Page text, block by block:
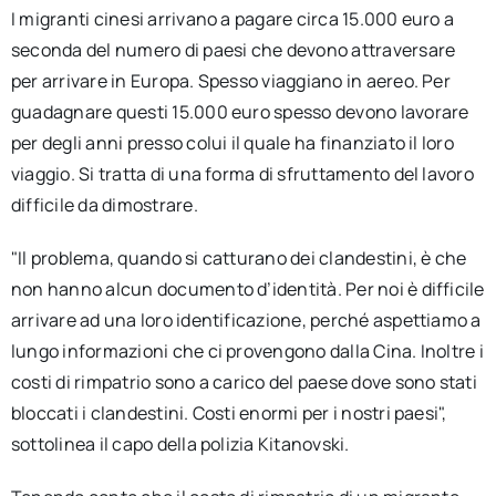
I migranti cinesi arrivano a pagare circa 15.000 euro a
seconda del numero di paesi che devono attraversare
per arrivare in Europa. Spesso viaggiano in aereo. Per
guadagnare questi 15.000 euro spesso devono lavorare
per degli anni presso colui il quale ha finanziato il loro
viaggio. Si tratta di una forma di sfruttamento del lavoro
difficile da dimostrare.
"Il problema, quando si catturano dei clandestini, è che
non hanno alcun documento d’identità. Per noi è difficile
arrivare ad una loro identificazione, perché aspettiamo a
lungo informazioni che ci provengono dalla Cina. Inoltre i
costi di rimpatrio sono a carico del paese dove sono stati
bloccati i clandestini. Costi enormi per i nostri paesi",
sottolinea il capo della polizia Kitanovski.